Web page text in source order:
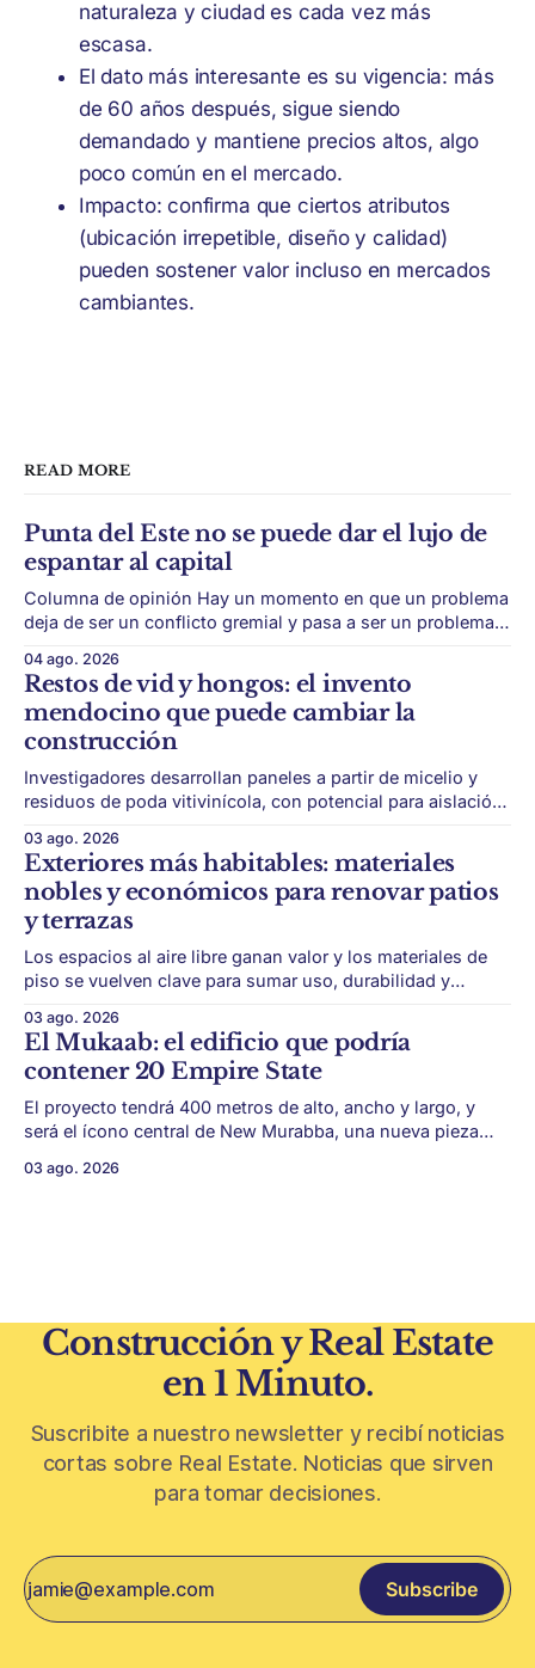
naturaleza y ciudad es cada vez más
escasa.
El dato más interesante es su vigencia: más
de 60 años después, sigue siendo
demandado y mantiene precios altos, algo
poco común en el mercado.
Impacto: confirma que ciertos atributos
(ubicación irrepetible, diseño y calidad)
pueden sostener valor incluso en mercados
cambiantes.
READ MORE
Punta del Este no se puede dar el lujo de
espantar al capital
Columna de opinión Hay un momento en que un problema
deja de ser un conflicto gremial y pasa a ser un problema
sin rodeos: lo que está en juego en Punta del Este no es
una obra, ni una temporada,
04 ago. 2026
Restos de vid y hongos: el invento
mendocino que puede cambiar la
construcción
Investigadores desarrollan paneles a partir de micelio y
residuos de poda vitivinícola, con potencial para aislación
puede convertir un residuo vitivinícola en un material de
construcción. El desarrollo parte de restos de poda de vid
y micelio, la parte vegetativa de los
03 ago. 2026
Exteriores más habitables: materiales
nobles y económicos para renovar patios
y terrazas
Los espacios al aire libre ganan valor y los materiales de
piso se vuelven clave para sumar uso, durabilidad y
y terrazas se volvieron protagonistas de la vivienda.
Después de años en los que el exterior era visto como un
plus,
03 ago. 2026
El Mukaab: el edificio que podría
contener 20 Empire State
El proyecto tendrá 400 metros de alto, ancho y largo, y
será el ícono central de New Murabba, una nueva pieza
avanza con una de las obras más ambiciosas del
03 ago. 2026
Construcción y Real Estate
en 1 Minuto.
Suscribite a nuestro newsletter y recibí noticias
cortas sobre Real Estate. Noticias que sirven
para tomar decisiones.
Subscribe